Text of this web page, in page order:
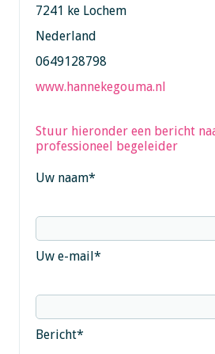
7241 ke Lochem
Nederland
0649128798
www.hannekegouma.nl
Stuur hieronder een bericht
professioneel begeleider
Uw naam*
Uw e-mail*
Bericht*